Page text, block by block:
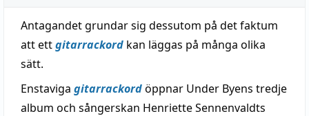
Antagandet grundar sig dessutom på det faktum
att ettgitarrackord kan läggas på många olika
sätt.
Enstaviga gitarrackordöppnar Under Byens tredje
album och sångerskan Henriette Sennenvaldts